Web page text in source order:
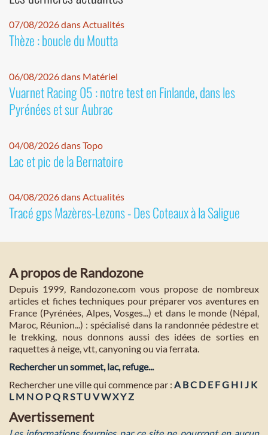
07/08/2026 dans Actualités
Thèze : boucle du Moutta
06/08/2026 dans Matériel
Vuarnet Racing 05 : notre test en Finlande, dans les
Pyrénées et sur Aubrac
04/08/2026 dans Topo
Lac et pic de la Bernatoire
04/08/2026 dans Actualités
Tracé gps Mazères-Lezons - Des Coteaux à la Saligue
A propos de Randozone
Depuis 1999, Randozone.com vous propose de nombreux
articles et fiches techniques pour préparer vos aventures en
France (Pyrénées, Alpes, Vosges...) et dans le monde (Népal,
Maroc, Réunion...) : spécialisé dans la randonnée pédestre et
le trekking, nous donnons aussi des idées de sorties en
raquettes à neige, vtt, canyoning ou via ferrata.
Rechercher un sommet, lac, refuge...
Rechercher une ville qui commence par : A BC D E FG H I J K
L M NO PQ RST U VWXYZ
Avertissement